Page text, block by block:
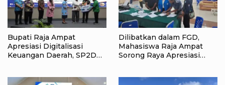
Bupati Raja Ampat
Apresiasi Digitalisasi
Keuangan Daerah, SP2D
Dilibatkan dalam FGD,
Mahasiswa Raja Ampat
Sorong Raya Apresiasi